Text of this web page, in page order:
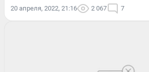
20 апреля, 2022, 21:16 2 067 7